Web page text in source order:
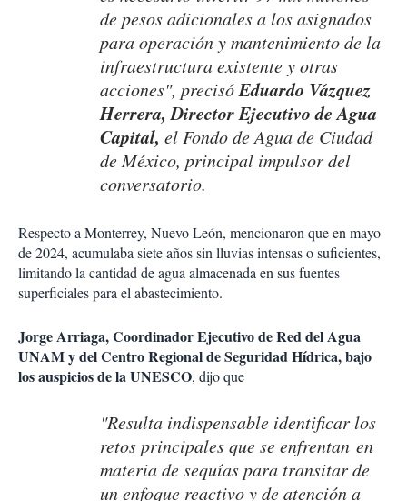
de pesos adicionales a los asignados
para operación y mantenimiento de la
infraestructura existente y otras
acciones", precisóEduardo Vázquez
Herrera, Director Ejecutivo de Agua
Capital, el Fondo de Agua de Ciudad
de México, principal impulsor del
conversatorio.
Respecto a Monterrey, Nuevo León, mencionaron que en mayo
de 2024, acumulaba siete años sin lluvias intensas o suficientes,
limitando la cantidad de agua almacenada en sus fuentes
superficiales para el abastecimiento.
Jorge Arriaga, Coordinador Ejecutivo de Red del Agua
UNAM y del Centro Regional de Seguridad Hídrica, bajo
los auspicios de la UNESCO, dijo que
"Resulta indispensable identificar los
retos principales que se enfrentan en
materia de sequías para transitar de
un enfoque reactivo y de atención a